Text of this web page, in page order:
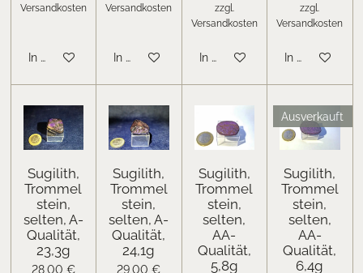
Versandkosten
In den Warenkorb
Versandkosten
In den Warenkorb
zzgl.
Versandkosten
In den Warenkorb
zzgl.
Versandkosten
In den
Sugilith,
Trommel
stein,
selten, A-
Qualität,
23,3g
28,00 €
Sugilith,
Trommel
stein,
selten, A-
Qualität,
24,1g
29,00 €
Sugilith,
Trommel
stein,
selten,
AA-
Qualität,
5,8g
Ausverkauft
Sugilith,
Trommel
stein,
selten,
AA-
Qualität,
6,4g